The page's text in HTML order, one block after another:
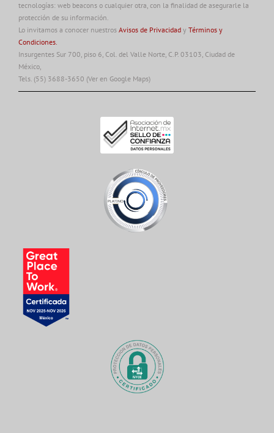
tecnologías: web beacons o cualquier otra, con la finalidad de asegurarle la
protección de su información.
Lo invitamos a conocer nuestros Avisos de Privacidad y Términos y
Condiciones.
Insurgentes Sur 700, piso 6, Col. del Valle Norte, C.P. 03103, Ciudad de
México,
Tels. (55) 3688-3650 (Ver en Google Maps)